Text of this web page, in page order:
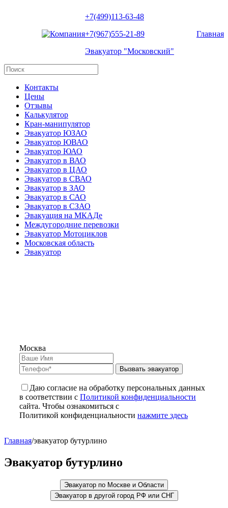
+7(499)113-63-48
+7(967)555-21-89
Эвакуатор "Московский"
Главная
Контакты
Цены
Отзывы
Калькулятор
Кран-манипулятор
Эвакуатор ЮЗАО
Эвакуатор ЮВАО
Эвакуатор ЮАО
Эвакуатор в ВАО
Эвакуатор в ЦАО
Эвакуатор в СВАО
Эвакуатор в ЗАО
Эвакуатор в САО
Эвакуатор в СЗАО
Эвакуация на МКАДе
Междугородние перевозки
Эвакуатор Мотоциклов
Московская область
Эвакуатор
Москва
Вызвать эвакуатор
Даю согласие на обработку персональных данных
в соответствии с Политикой конфиденциальности
сайта. Чтобы ознакомиться с
Политикой конфиденциальности нажмите здесь
Главная/эвакуатор бутурлино
Эвакуатор бутурлино
Эвакуатор по Москве и Области
Эвакуатор в другой город РФ или СНГ